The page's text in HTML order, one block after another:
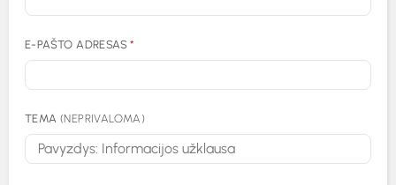
E-PAŠTO ADRESAS*
TEMA (NEPRIVALOMA)